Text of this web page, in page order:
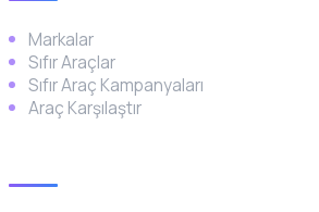
Markalar
Sıfır Araçlar
Sıfır Araç Kampanyaları
Araç Karşılaştır